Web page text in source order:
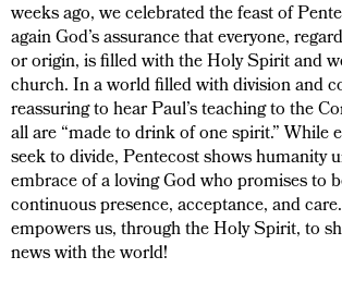
weeks ago, we celebrated the feast of
again God’s assurance that everyone,
or origin, is filled with the Holy Spirit and
church. In a world filled with division and
reassuring to hear Paul’s teaching to the
all are “made to drink of one spirit.” While
seek to divide, Pentecost shows humanity
embrace of a loving God who promises to
continuous presence, acceptance, and
empowers us, through the Holy Spirit, to
news with the world!